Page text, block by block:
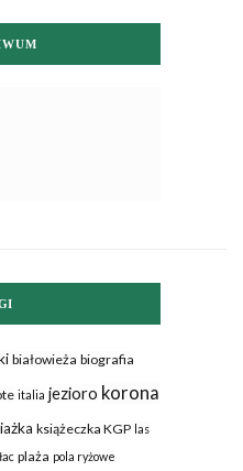
białowieża biografia
italia jezioro korona
książeczka KGP las
plaża pola ryżowe